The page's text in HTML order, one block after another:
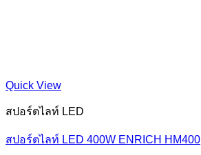
Quick View
สปอร์ตไลท์ LED
สปอร์ตไลท์ LED 400W ENRICH HM400